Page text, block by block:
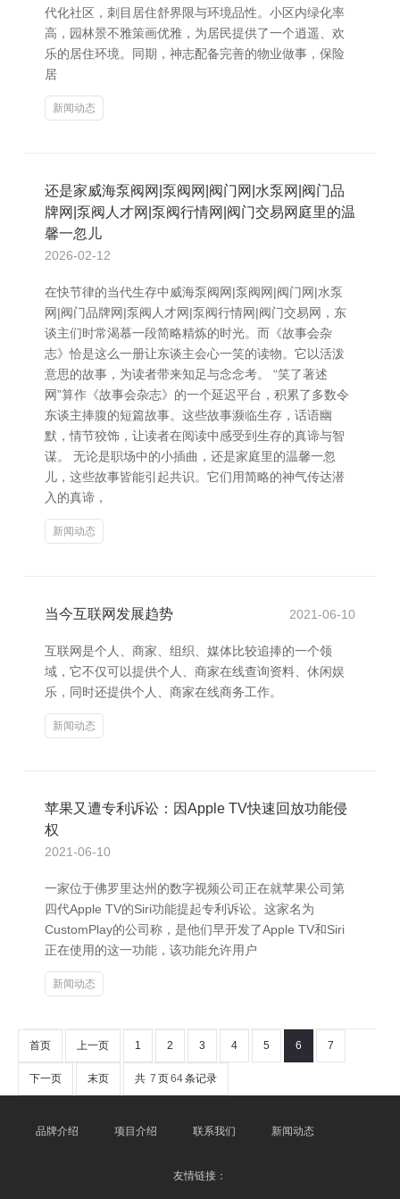
代化社区，刺目居住舒界限与环境品性。小区内绿化率
高，园林景不雅策画优雅，为居民提供了一个逍遥、欢
乐的居住环境。同期，神志配备完善的物业做事，保险
居
新闻动态
还是家威海泵阀网|泵阀网|阀门网|水泵网|阀门品
牌网|泵阀人才网|泵阀行情网|阀门交易网庭里的温
馨一忽儿
2026-02-12
在快节律的当代生存中威海泵阀网|泵阀网|阀门网|水泵
网|阀门品牌网|泵阀人才网|泵阀行情网|阀门交易网，东
谈主们时常渴慕一段简略精炼的时光。而《故事会杂
志》恰是这么一册让东谈主会心一笑的读物。它以活泼
意思的故事，为读者带来知足与念念考。 “笑了著述
网”算作《故事会杂志》的一个延迟平台，积累了多数令
东谈主捧腹的短篇故事。这些故事濒临生存，话语幽
默，情节狡饰，让读者在阅读中感受到生存的真谛与智
谋。 无论是职场中的小插曲，还是家庭里的温馨一忽
儿，这些故事皆能引起共识。它们用简略的神气传达潜
入的真谛，
新闻动态
当今互联网发展趋势 2021-06-10
互联网是个人、商家、组织、媒体比较追捧的一个领
域，它不仅可以提供个人、商家在线查询资料、休闲娱
乐，同时还提供个人、商家在线商务工作。
新闻动态
苹果又遭专利诉讼：因Apple TV快速回放功能侵
权
2021-06-10
一家位于佛罗里达州的数字视频公司正在就苹果公司第
四代Apple TV的Siri功能提起专利诉讼。这家名为
CustomPlay的公司称，是他们早开发了Apple TV和Siri
正在使用的这一功能，该功能允许用户
新闻动态
首页 上一页 1 2 3 4 5 6 7
下一页 末页 共 7 页64条记录
品牌介绍 项目介绍 联系我们 新闻动态
友情链接：